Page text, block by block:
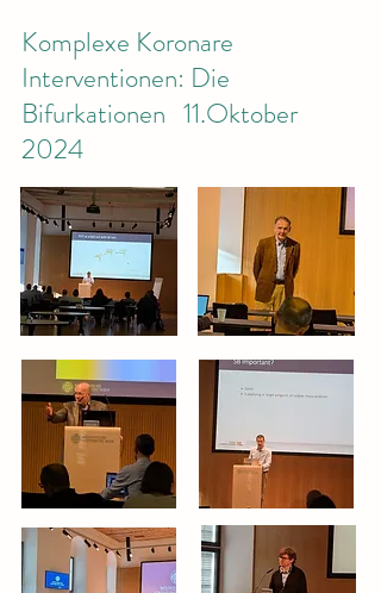
Komplexe Koronare
Interventionen: Die
Bifurkationen 11.Oktober
2024